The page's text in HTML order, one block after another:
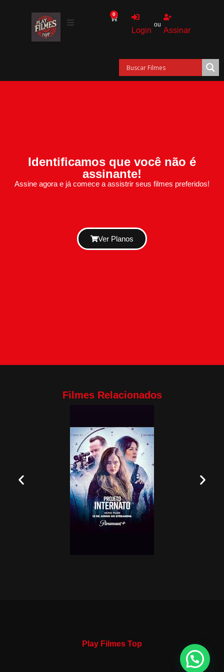
0
Login
ou
Assinar
Identificamos que você não é
assinante!
Assine agora e já comece a assistrir seus filmes preferidos!
Ver Planos
Filmes Relacionados
Play Filmes Top